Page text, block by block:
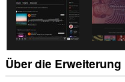
Über die Erweiterung